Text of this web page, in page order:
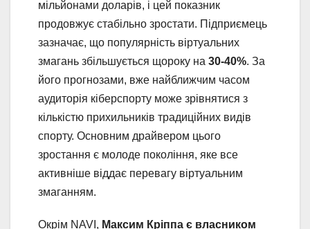
мільйонами доларів, і цей показник
продовжує стабільно зростати. Підприємець
зазначає, що популярність віртуальних
змагань збільшується щороку на 30-40%. За
його прогнозами, вже найближчим часом
аудиторія кіберспорту може зрівнятися з
кількістю прихильників традиційних видів
спорту. Основним драйвером цього
зростання є молоде покоління, яке все
активніше віддає перевагу віртуальним
змаганням.
Окрім NAVI, Максим Кріппа є власником